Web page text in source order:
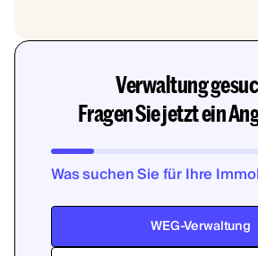
Verwaltung
Fragen Sie jetzt ein
Was suchen Sie für Ihre
WEG-Verwaltung